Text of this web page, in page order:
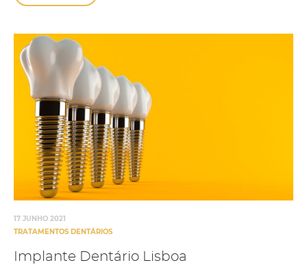
17 JUNHO 2021
TRATAMENTOS DENTÁRIOS
Implante Dentário Lisboa